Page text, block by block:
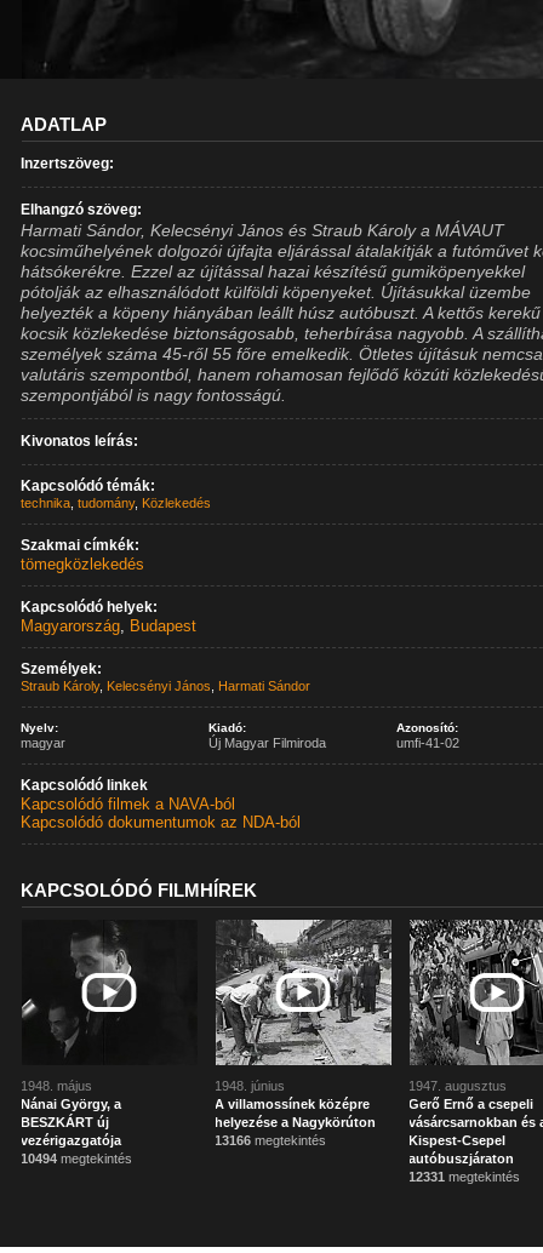
ADATLAP
Inzertszöveg:
Elhangzó szöveg:
Harmati Sándor, Kelecsényi János és Straub Károly a MÁVAUT
kocsiműhelyének dolgozói újfajta eljárással átalakítják a futóművet
hátsókerékre. Ezzel az újítással hazai készítésű gumiköpenyekkel
pótolják az elhasználódott külföldi köpenyeket. Újításukkal üzembe
helyezték a köpeny hiányában leállt húsz autóbuszt. A kettős kerekű
kocsik közlekedése biztonságosabb, teherbírása nagyobb. A
személyek száma 45-ről 55 főre emelkedik. Ötletes újításuk
valutáris szempontból, hanem rohamosan fejlődő közúti
szempontjából is nagy fontosságú.
Kivonatos leírás:
Kapcsolódó témák:
technika ,tudomány, Közlekedés
Szakmai címkék:
tömegközlekedés
Kapcsolódó helyek:
Magyarország, Budapest
Személyek:
Straub Károly, Kelecsényi János Harmati Sándor
Nyelv:
magyar
Kiadó:
Új Magyar Filmiroda
Azonosító:
umfi-41-02
Kapcsolódó linkek
Kapcsolódó filmek a NAVA-ból
Kapcsolódó dokumentumok az NDA-ból
KAPCSOLÓDÓ FILMHÍREK
1948. május
Nánai György, a
BESZKÁRT új
vezérigazgatója
10494 megtekintés
1948. június
A villamossínek középre
helyezése a Nagykörúton
13166 megtekintés
1947. augusztus
Gerő Ernő a csepeli
vásárcsarnokban és
Kispest-Csepel
autóbuszjáraton
12331 megtekintés